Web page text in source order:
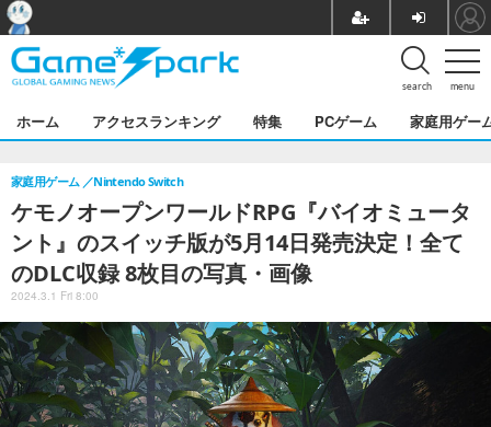
menu
search
ホーム アクセスランキング 特集 PCゲーム 家庭用ゲー
ケモノオープンワールドRPG『バイオミュータ
ント』のスイッチ版が5月14日発売決定！全て
のDLC収録 8枚目の写真・画像
家庭用ゲーム Nintendo Switch
2024.3.1 Fri 8:00